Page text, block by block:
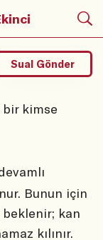
kimse
Sual Gönder
Bunun için
kan
kılınır.